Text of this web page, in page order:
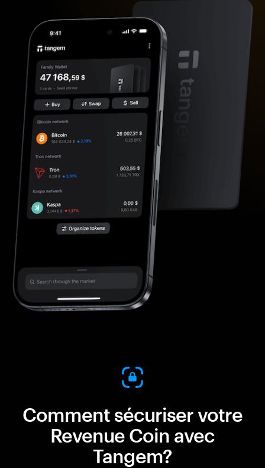
Comment sécuriser votre
Revenue Coin avec
Tangem?